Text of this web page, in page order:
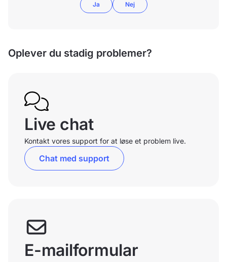
Ja Nej
Oplever du stadig problemer?
Live chat
Kontakt vores support for at løse et problem live.
Chat med support
E-mailformular